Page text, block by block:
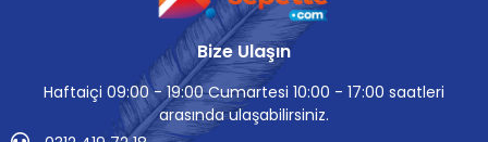
Bize Ulaşın
Haftaiçi 09:00 - 19:00 Cumartesi 10:00 - 17:00 saatleri
arasında ulaşabilirsiniz.